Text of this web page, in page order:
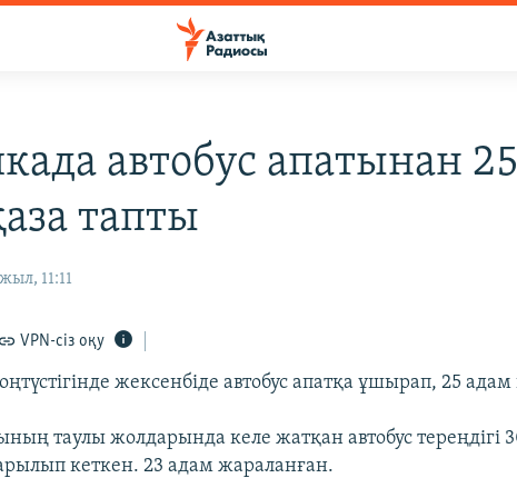
автобус апатынан 25
тапты
11:11
VPN-сіз оқу
жексенбіде автобус апатқа ұшырап, 25 адам
таулы жолдарында келе жатқан автобус тереңдігі
кеткен. 23 адам жараланған.